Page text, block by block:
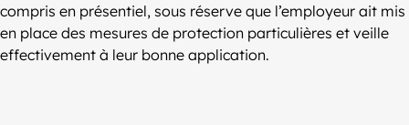
compris en présentiel, sous réserve que l’employeur ait mis
en place des mesures de protection particulières et veille
effectivement à leur bonne application.